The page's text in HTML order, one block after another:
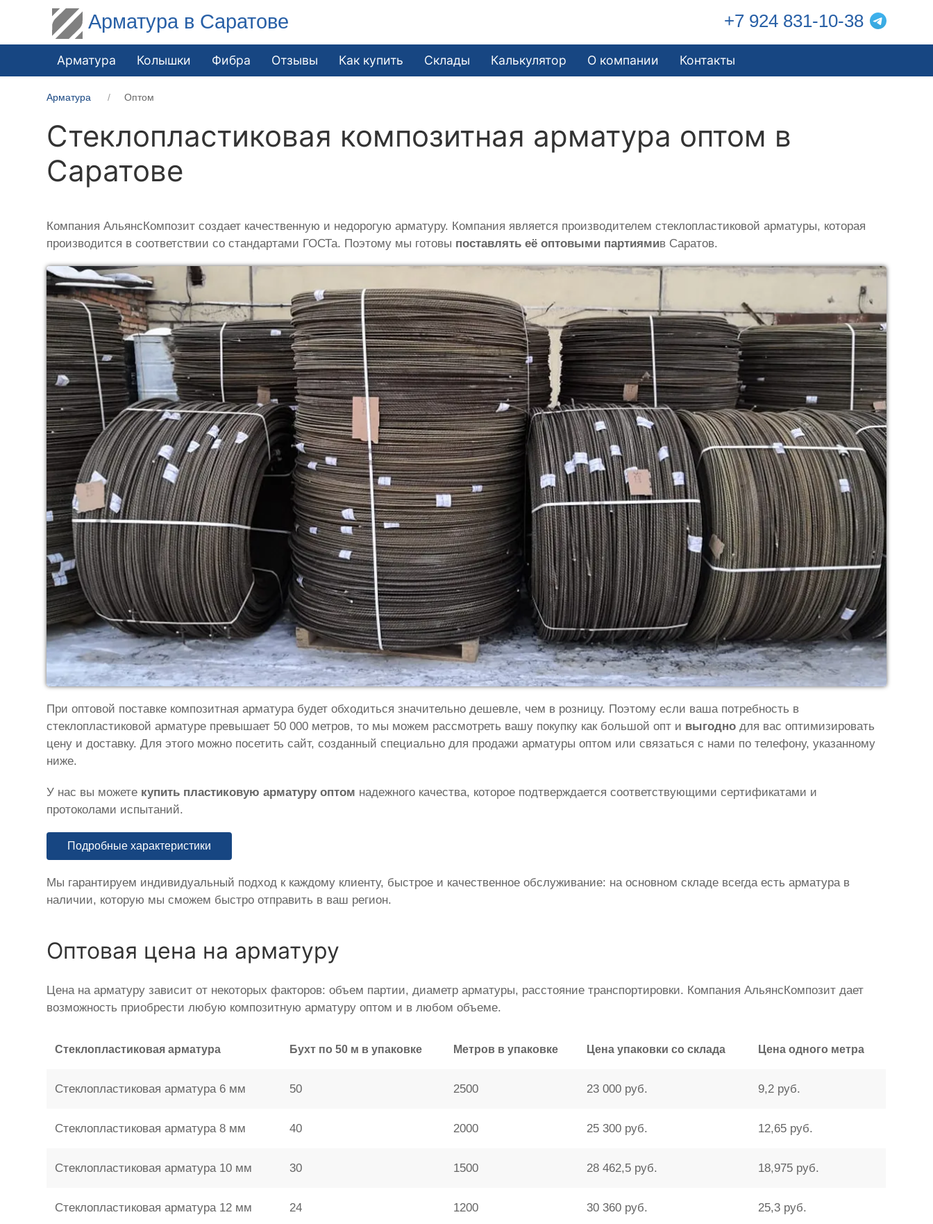
Арматура в Саратове +7 924 831-10-38
Арматура Колышки Фибра Отзывы Как купить Склады Калькулятор О компании Контакты
Арматура Оптом
Стеклопластиковая композитная арматура оптом в
Саратове
Компания АльянсКомпозит создает качественную и недорогую арматуру. Компания является производителем стеклопластиковой арматуры, которая
производится в соответствии со стандартами ГОСТа. Поэтому мы готовы поставлять её оптовыми партиямив Саратов.
При оптовой поставке композитная арматура будет обходиться значительно дешевле, чем в розницу. Поэтому если ваша потребность в
стеклопластиковой арматуре превышает 50 000 метров, то мы можем рассмотреть вашу покупку как большой опт и выгодно для вас оптимизировать
цену и доставку. Для этого можно посетить сайт, созданный специально для продажи арматуры оптом или связаться с нами по телефону, указанному
ниже.
У нас вы можете купить пластиковую арматуру оптом надежного качества, которое подтверждается соответствующими сертификатами и
протоколами испытаний.
Подробные характеристики
Мы гарантируем индивидуальный подход к каждому клиенту, быстрое и качественное обслуживание: на основном складе всегда есть арматура в
наличии, которую мы сможем быстро отправить в ваш регион.
Оптовая цена на арматуру
Цена на арматуру зависит от некоторых факторов: объем партии, диаметр арматуры, расстояние транспортировки. Компания АльянсКомпозит дает
возможность приобрести любую композитную арматуру оптом и в любом объеме.
Стеклопластиковая арматура Бухт по 50 м в упаковке Метров в упаковке Цена упаковки со склада Цена одного метра
Стеклопластиковая арматура 6 мм 50 2500 23 000 руб. 9,2 руб.
Стеклопластиковая арматура 8 мм 40 2000 25 300 руб. 12,65 руб.
Стеклопластиковая арматура 10 мм 30 1500 28 462,5 руб. 18,975 руб.
Стеклопластиковая арматура 12 мм 24 1200 30 360 руб. 25,3 руб.